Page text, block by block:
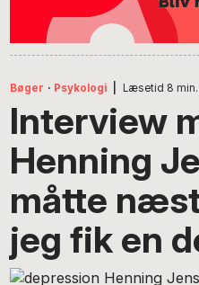
Bøger · Psykologi Læsetid 8 min.
Interview
Henning
måtte
jeg fik en